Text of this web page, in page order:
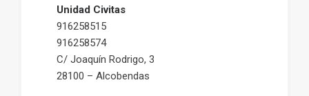
Unidad Civitas
916258515
916258574
C/ Joaquín Rodrigo, 3
28100 – Alcobendas